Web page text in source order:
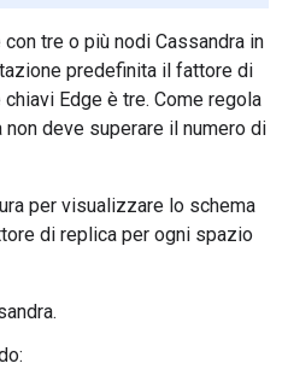
tre o più nodi Cassandra in
predefinita il fattore di
Edge è tre. Come regola
deve superare il numero di
per visualizzare lo schema
di replica per ogni spazio